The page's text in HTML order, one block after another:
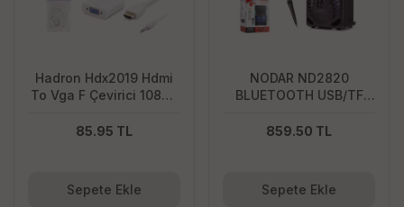
Hadron Hdx2019 Hdmi
To Vga F Çevirici 1080P
85.95 TL
Sepete Ekle
NODAR ND2820
BLUETOOTH USB/TF
SİSTEMİ
859.50 TL
Sepete Ekle